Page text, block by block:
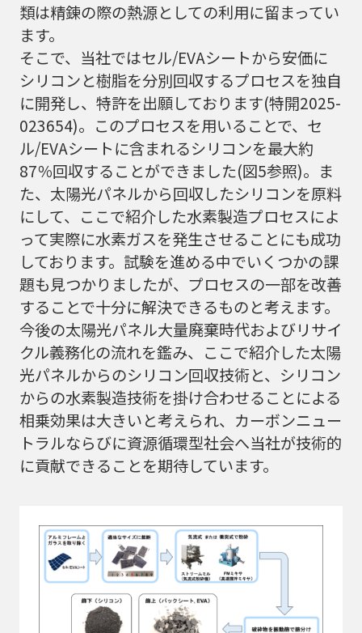
類は精錬の際の熱源としての利用に留まってい
ます。
そこで、当社ではセル/EVAシートから安価に
シリコンと樹脂を分別回収するプロセスを独自
に開発し、特許を出願しております(特開2025-
023654)。このプロセスを用いることで、セ
ル/EVAシートに含まれるシリコンを最大約
87％回収することができました(図5参照)。ま
た、太陽光パネルから回収したシリコンを原料
にして、ここで紹介した水素製造プロセスによ
って実際に水素ガスを発生させることにも成功
しております。試験を進める中でいくつかの課
題も見つかりましたが、プロセスの一部を改善
することで十分に解決できるものと考えます。
今後の太陽光パネル大量廃棄時代およびリサイ
クル義務化の流れを鑑み、ここで紹介した太陽
光パネルからのシリコン回収技術と、シリコン
からの水素製造技術を掛け合わせることによる
相乗効果は大きいと考えられ、カーボンニュー
トラルならびに資源循環型社会へ当社が技術的
に貢献できることを期待しています。